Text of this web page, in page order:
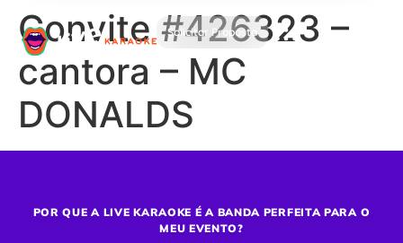
Solicitar Proposta
Convite #426323 –
cantora – MC
DONALDS
POR QUE A LIVE KARAOKE É A BANDA PERFEITA PARA O
MEU EVENTO?